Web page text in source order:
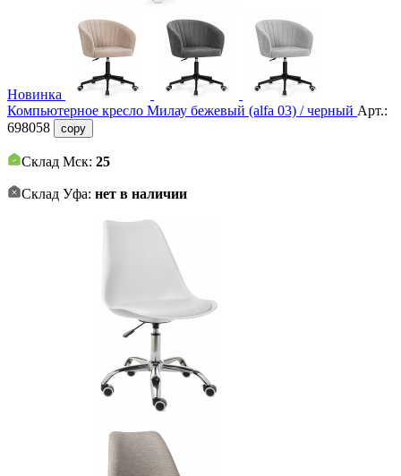
Новинка
Компьютерное кресло Милау бежевый (alfa 03) / черный Арт.:
698058
copy
Склад Мск: 25
Склад Уфа: нет в наличии